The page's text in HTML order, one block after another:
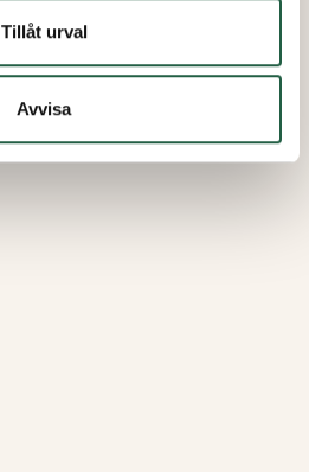
Tillåt urval
Avvisa